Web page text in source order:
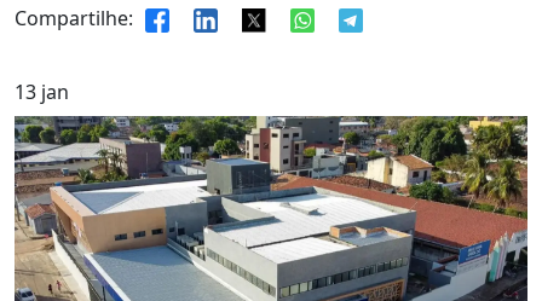
Compartilhe:
13 jan